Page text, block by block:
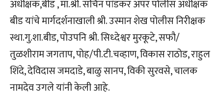
अधीक्षक,बीड , मा.श्री. सचिन पांडकर अपर पोलीस अधीक्षक
बीड यांचे मार्गदर्शनाखाली श्री. उस्मान शेख पोलीस निरीक्षक
स्था.गु.शा.बीड, पोउपनि श्री. सिध्देश्वर मुरकूटे, सफौ/
तुळशीराम जगताप, पोह/पी.टी.चव्हाण, विकास राठोड, राहुल
शिंदे, देविदास जमदाडे, बाळु सानप, विकी सुरवसे, चालक
नामदेव उगले यांनी केली आहे.